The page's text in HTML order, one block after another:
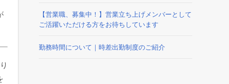
【営業職、募集中！】営業立ち上げメンバーとして
ご活躍いただける方をお待ちしています
勤務時間について｜時差出勤制度のご紹介